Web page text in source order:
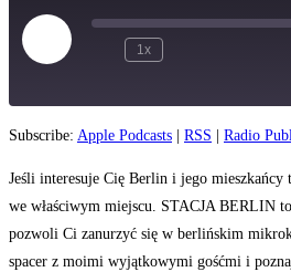
Play
Episode
1x
LINK
EMBED
Subscribe: Apple Podcasts RSS Radio
Jeśli interesuje Cię Berlin i jego mieszkańcy
we właściwym miejscu. STACJA BERLIN
pozwoli Ci zanurzyć się w berlińskim
spacer z moimi wyjątkowymi gośćmi i